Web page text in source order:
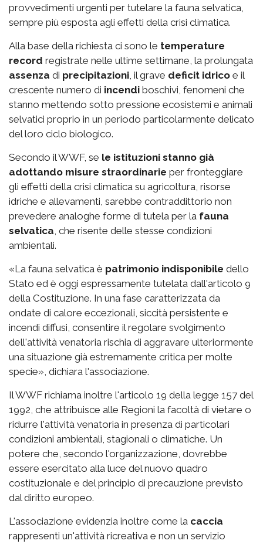
provvedimenti urgenti per tutelare la fauna selvatica,
sempre più esposta agli effetti della crisi climatica.
Alla base della richiesta ci sono le temperature
record registrate nelle ultime settimane, la prolungata
assenza di precipitazioni, il grave deficit idrico e il
crescente numero di incendi boschivi, fenomeni che
stanno mettendo sotto pressione ecosistemi e animali
selvatici proprio in un periodo particolarmente delicato
del loro ciclo biologico.
Secondo il WWF, se le istituzioni stanno già
adottando misure straordinarie per fronteggiare
gli effetti della crisi climatica su agricoltura, risorse
idriche e allevamenti, sarebbe contraddittorio non
prevedere analoghe forme di tutela per la fauna
selvatica, che risente delle stesse condizioni
ambientali.
«La fauna selvatica è patrimonio indisponibile dello
Stato ed è oggi espressamente tutelata dall'articolo 9
della Costituzione. In una fase caratterizzata da
ondate di calore eccezionali, siccità persistente e
incendi diffusi, consentire il regolare svolgimento
dell'attività venatoria rischia di aggravare ulteriormente
una situazione già estremamente critica per molte
specie», dichiara l'associazione.
Il WWF richiama inoltre l'articolo 19 della legge 157 del
1992, che attribuisce alle Regioni la facoltà di vietare o
ridurre l'attività venatoria in presenza di particolari
condizioni ambientali, stagionali o climatiche. Un
potere che, secondo l'organizzazione, dovrebbe
essere esercitato alla luce del nuovo quadro
costituzionale e del principio di precauzione previsto
dal diritto europeo.
L'associazione evidenzia inoltre come la caccia
rappresenti un'attività ricreativa e non un servizio